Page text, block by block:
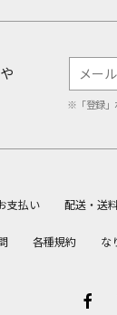
※「登録」
支払い 配送・送
各種規約 な